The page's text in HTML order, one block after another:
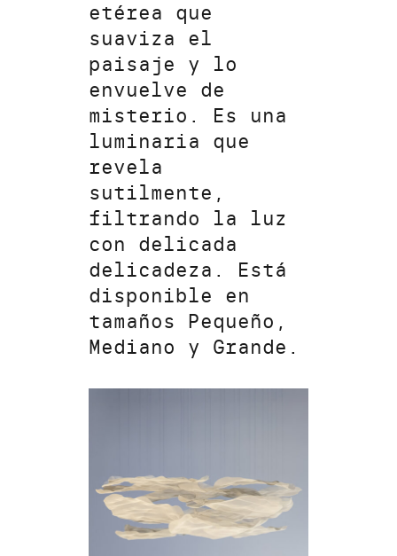
etérea que
suaviza el
paisaje y lo
envuelve de
misterio. Es una
luminaria que
revela
sutilmente,
filtrando la luz
con delicada
delicadeza. Está
disponible en
tamaños Pequeño,
Mediano y Grande.